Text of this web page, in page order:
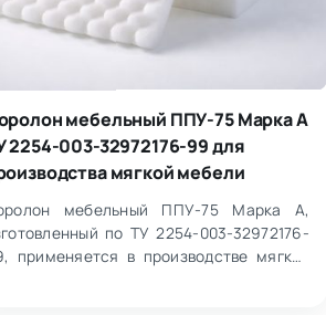
мебельный ППУ-75 Марка А
2254-003-32972176-99 для
мягкой мебели
мебельный ППУ-75 Марка А,
по ТУ 2254-003-32972176-
применяется в производстве мягкой